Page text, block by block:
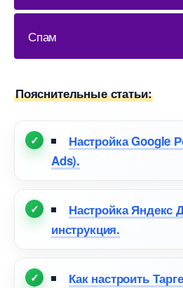
Спам
Пояснительные статьи:
Настройка Google
Ads).
Настройка Яндекс
инструкция.
Как настроить